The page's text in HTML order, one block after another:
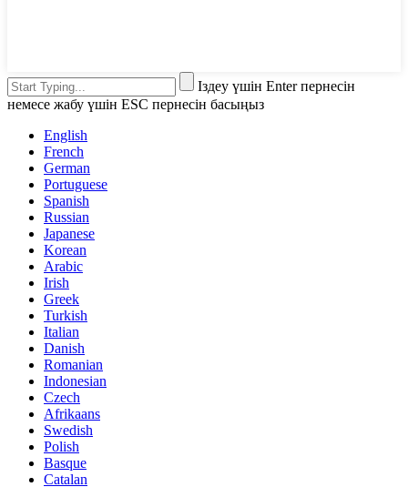
Іздеу үшін Enter пернесін
немесе жабу үшін ESC пернесін басыңыз
English
French
German
Portuguese
Spanish
Russian
Japanese
Korean
Arabic
Irish
Greek
Turkish
Italian
Danish
Romanian
Indonesian
Czech
Afrikaans
Swedish
Polish
Basque
Catalan